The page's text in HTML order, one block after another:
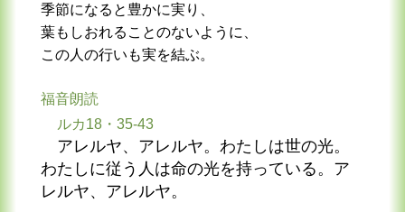
季節になると豊かに実り、
葉もしおれることのないように、
この人の行いも実を結ぶ。
福音朗読
ルカ18・35-43
アレルヤ、アレルヤ。わたしは世の光。
わたしに従う人は命の光を持っている。ア
レルヤ、アレルヤ。